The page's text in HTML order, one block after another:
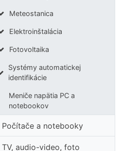
Meteostanica
Elektroinštalácia
Fotovoltaika
Systémy automatickej
identifikácie
Meniče napätia PC a
notebookov
Počítače a notebooky
TV, audio-video, foto